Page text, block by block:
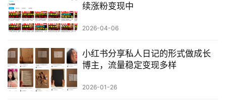
续涨粉变现中
2026-04-06
小红书分享私人日记的形式做成长
博主，流量稳定变现多样
2026-01-26